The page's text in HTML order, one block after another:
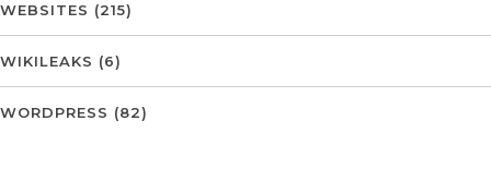
WEBSITES (215)
WIKILEAKS (6)
WORDPRESS (82)